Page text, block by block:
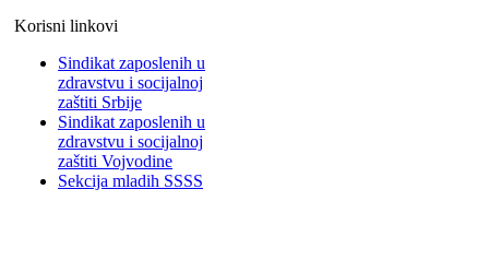
Korisni linkovi
Sindikat zaposlenih u
zdravstvu i socijalnoj
zaštiti Srbije
Sindikat zaposlenih u
zdravstvu i socijalnoj
zaštiti Vojvodine
Sekcija mladih SSSS